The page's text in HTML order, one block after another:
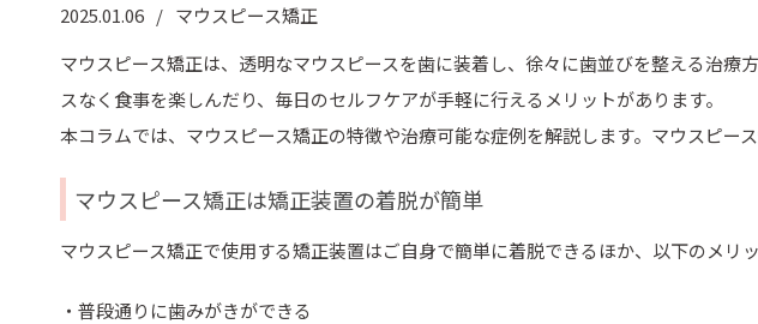
2025.01.06
マウスピース矯正
マウスピース矯正は、透明なマウスピースを歯に装着し、徐々に歯並びを整える治療
スなく食事を楽しんだり、毎日のセルフケアが手軽に行えるメリットがあります。
本コラムでは、マウスピース矯正の特徴や治療可能な症例を解説します。マウスピー
マウスピース矯正は矯正装置の着脱が簡単
マウスピース矯正で使用する矯正装置はご自身で簡単に着脱できるほか、以下のメリッ
・普段通りに歯みがきができる